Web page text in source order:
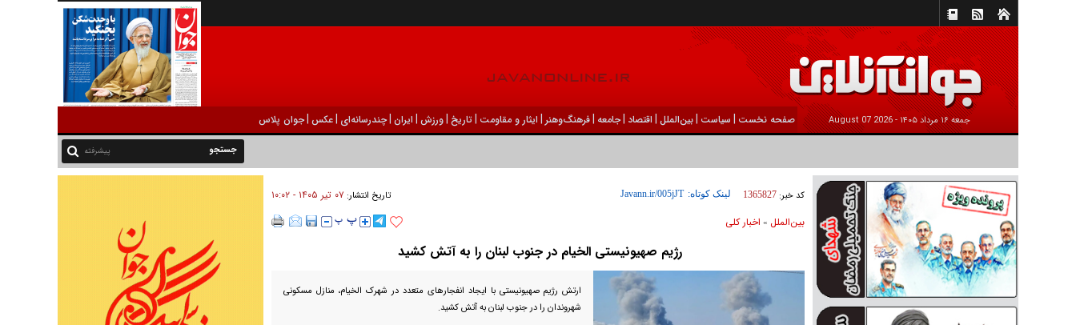
جمعه ۱۶ مرداد ۱۴۰۵ - 2026 August 07 صفحه نخست | سیاست |بين‌الملل | اقتصاد |جامعه |فرهنگ‌و‌هنر | ایثار و مقاومت |تاریخ |ورزش | ايران |چندرسانه‌ای |عکس |جوان پلاس
پیشرفته
کد خبر: 1365827 لینک کوتاه: تاریخ انتشار: ۰۷ تير ۱۴۰۵ - ۱۰:۰۲
بين‌الملل » اخبار كلی
رژیم صهیونیستی الخیام در جنوب لبنان را به آتش کشید
ارتش رژیم صهیونیستی با ایجاد انفجارهای متعدد در شهرک الخیام، منازل مسکونی
شهروندان را در جنوب لبنان به آتش کشید.